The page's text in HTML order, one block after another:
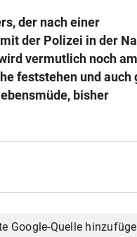
der nach einer
der Polizei in der
vermutlich noch
feststehen und auch
bisher
Google-Quelle